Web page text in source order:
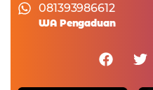
081393986612
WA Pengaduan